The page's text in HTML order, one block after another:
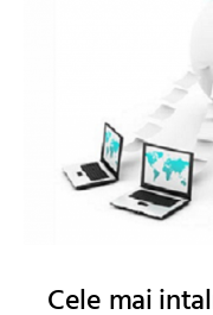
Cele mai